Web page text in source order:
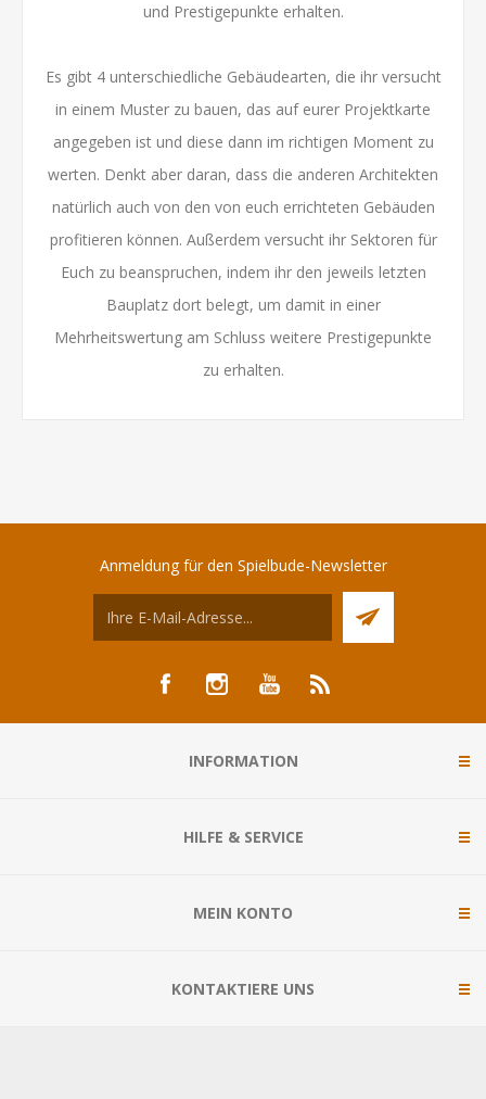
und Prestigepunkte erhalten.
Es gibt 4 unterschiedliche Gebäudearten, die ihr versucht
in einem Muster zu bauen, das auf eurer Projektkarte
angegeben ist und diese dann im richtigen Moment zu
werten. Denkt aber daran, dass die anderen Architekten
natürlich auch von den von euch errichteten Gebäuden
profitieren können. Außerdem versucht ihr Sektoren für
Euch zu beanspruchen, indem ihr den jeweils letzten
Bauplatz dort belegt, um damit in einer
Mehrheitswertung am Schluss weitere Prestigepunkte
zu erhalten.
Anmeldung für den Spielbude-Newsletter
INFORMATION
HILFE & SERVICE
MEIN KONTO
KONTAKTIERE UNS